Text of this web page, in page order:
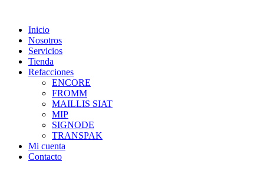
contentInicio
Nosotros
Servicios
Tienda
Refacciones
ENCORE
FROMM
MAILLIS SIAT
MIP
SIGNODE
TRANSPAK
Mi cuenta
Contacto